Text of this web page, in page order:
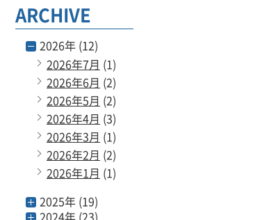
ARCHIVE
2026年 (12)
2026年7月 (1)
2026年6月 (2)
2026年5月 (2)
2026年4月 (3)
2026年3月 (1)
2026年2月 (2)
2026年1月 (1)
2025年 (19)
2024年 (23)